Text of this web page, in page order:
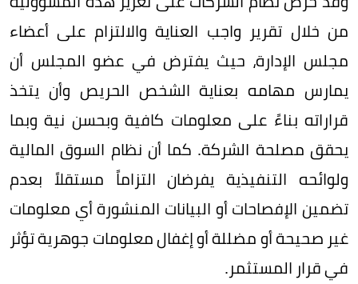
من خلال تقرير واجب العناية والالتزام على أعضاء
مجلس الإدارة، حيث يفترض في عضو المجلس أن
يمارس مهامه بعناية الشخص الحريص وأن يتخذ
قراراته بناءً على معلومات كافية وبحسن نية وبما
يحقق مصلحة الشركة. كما أن نظام السوق المالية
ولوائحه التنفيذية يفرضان التزاماً مستقلاً بعدم
تضمين الإفصاحات أو البيانات المنشورة أي معلومات
غير صحيحة أو مضللة أو إغفال معلومات جوهرية تؤثر
في قرار المستثمر.